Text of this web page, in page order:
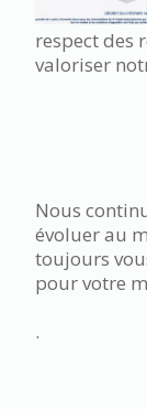
respect des
valoriser
Nous
évoluer au
toujours
pour votre
.